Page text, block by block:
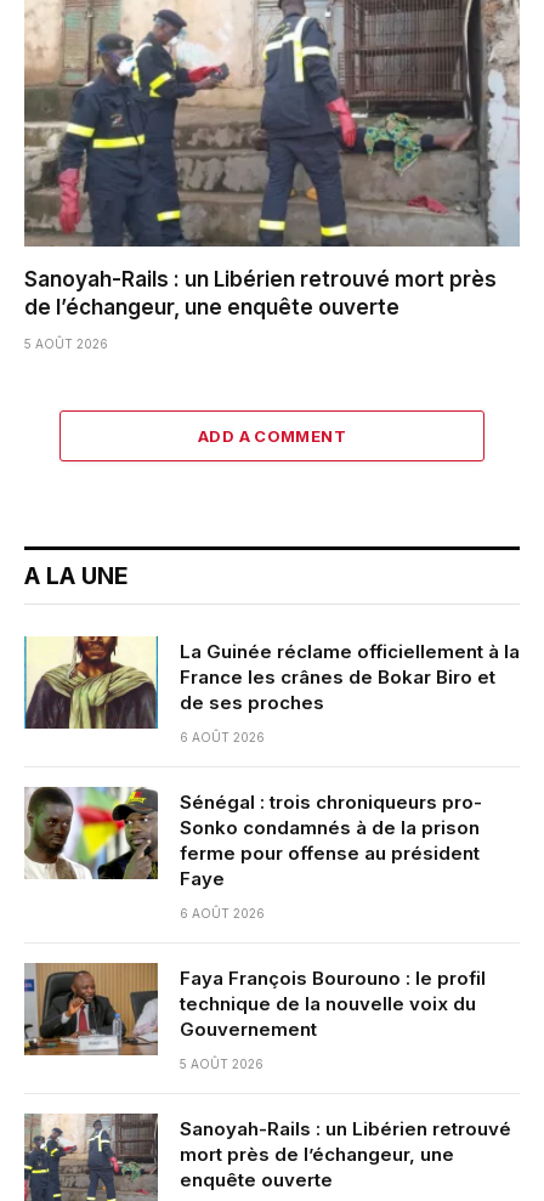
Sanoyah-Rails : un Libérien retrouvé mort près
de l’échangeur, une enquête ouverte
5 AOÛT 2026
ADD A COMMENT
A LA UNE
La Guinée réclame officiellement à la
France les crânes de Bokar Biro et
de ses proches
6 AOÛT 2026
Sénégal : trois chroniqueurs pro-
Sonko condamnés à de la prison
ferme pour offense au président
Faye
6 AOÛT 2026
Faya François Bourouno : le profil
technique de la nouvelle voix du
Gouvernement
5 AOÛT 2026
Sanoyah-Rails : un Libérien retrouvé
mort près de l’échangeur, une
enquête ouverte